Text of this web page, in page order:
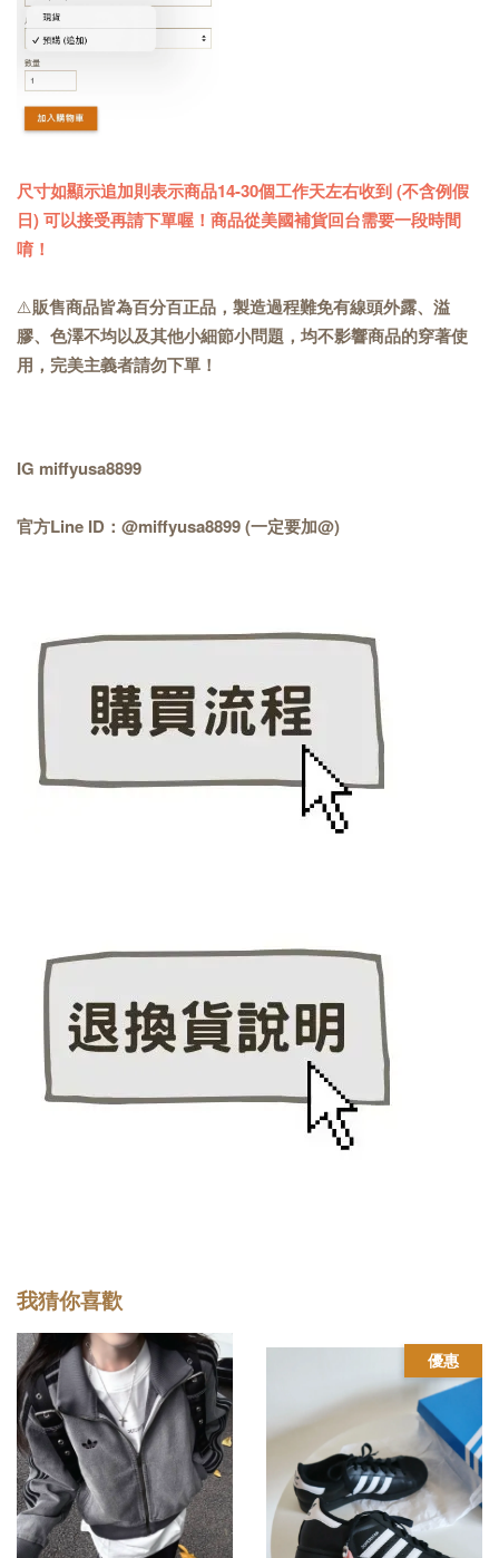
尺寸如顯示追加則表示商品14-30個工作天左右收到 (不含例假
日) 可以接受再請下單喔！商品從美國補貨回台需要一段時間
唷！
⚠️販售商品皆為百分百正品，製造過程難免有線頭外露、溢
膠、色澤不均以及其他小細節小問題，均不影響商品的穿著使
用，完美主義者請勿下單！
IG miffyusa8899
官方Line ID：@miffyusa8899 (一定要加@)
我猜你喜歡
優惠